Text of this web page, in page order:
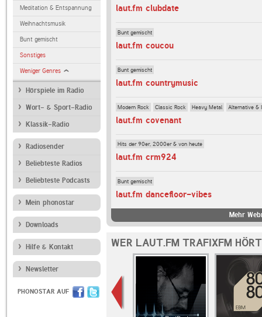
Meditation & Entspannung
Weihnachtsmusik
Bunt gemischt
Sonstiges
Weniger Genres
Hörspiele im Radio
Wort- & Sport-Radio
Klassik-Radio
Radiosender
Beliebteste Radios
Beliebteste Podcasts
Mein phonostar
Downloads
Hilfe & Kontakt
Newsletter
PHONOSTAR AUF
laut.fm clubdate
Bunt gemischt
laut.fm coucou
Bunt gemischt
laut.fm countrymusic
Modern Rock Classic Rock Heavy Metal Alternative &
laut.fm covenant
Hits der 90er, 2000er & von heute
laut.fm crm924
Bunt gemischt
laut.fm dancefloor-vibes
Mehr
WER LAUT.FM TRAFIXFM